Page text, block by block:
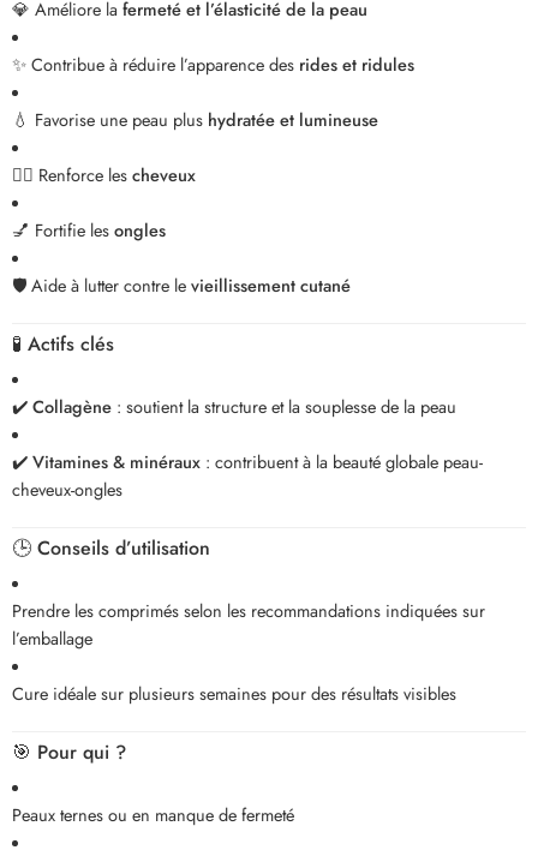
💎 Améliore la fermeté et l’élasticité de la peau
✨ Contribue à réduire l’apparence des rides et ridules
💧 Favorise une peau plus hydratée et lumineuse
💇‍♀️ Renforce lescheveux
💅 Fortifie lesongles
🛡️ Aide à lutter contre levieillissement cutané
🧪 Actifs clés
✔️Collagène : soutient la structure et la souplesse de la peau
✔️Vitamines & minéraux : contribuent à la beauté globale peau-
cheveux-ongles
🕒 Conseils d’utilisation
Prendre les comprimés selon les recommandations indiquées sur
l’emballage
Cure idéale sur plusieurs semaines pour des résultats visibles
🎯 Pour qui ?
Peaux ternes ou en manque de fermeté